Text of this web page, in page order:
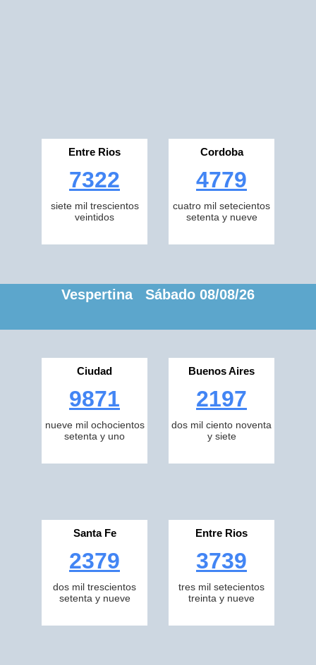
Entre Rios
7322
siete mil trescientos
veintidos
Cordoba
4779
cuatro mil setecientos
setenta y nueve
Vespertina Sábado 08/08/26
Ciudad
9871
nueve mil ochocientos
setenta y uno
Buenos Aires
2197
dos mil ciento noventa
y siete
Santa Fe
2379
dos mil trescientos
setenta y nueve
Entre Rios
3739
tres mil setecientos
treinta y nueve